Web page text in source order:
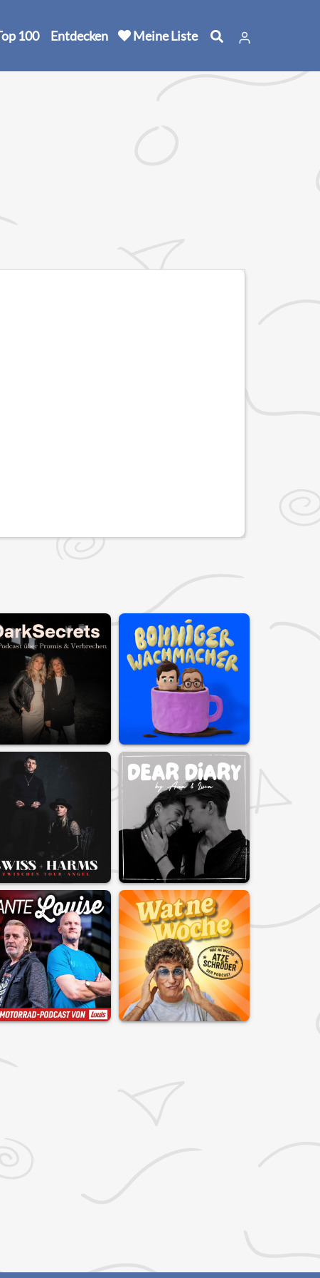
100 Entdecken Meine Liste